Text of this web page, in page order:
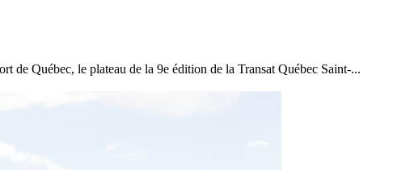
de Québec, le plateau de la 9e édition de la Transat Québec Saint-...